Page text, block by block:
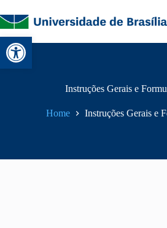
Abrir a barra de
Instruções Gerais e
Home Instruções Gerais e